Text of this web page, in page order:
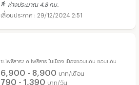
ห่างประมาณ 4.8 กม.
29/12/2024 2:51
ซ.โพธิสาร2 ถ.โพธิสาร ในเมือง เมืองขอนแก่น ขอนแก่น
6,900 - 8,900 บาท/เดือน
790 - 1,390 บาท/วัน